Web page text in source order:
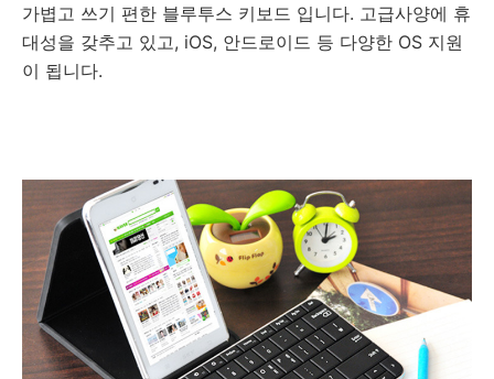
가볍고 쓰기 편한 블루투스 키보드 입니다. 고급사양에 휴
대성을 갖추고 있고, iOS, 안드로이드 등 다양한 OS 지원
이 됩니다.